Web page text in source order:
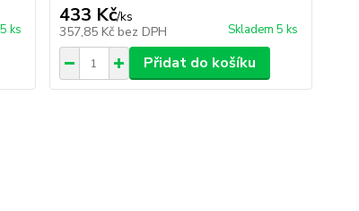
ks
433 Kč/ks
357,85 Kč bez DPH Skladem 5 ks
Přidat do košíku